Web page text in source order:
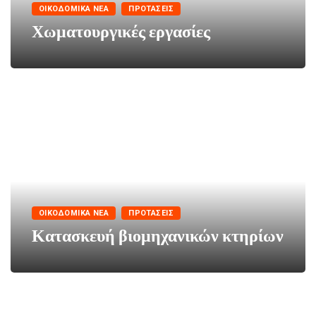
ΟΙΚΟΔΟΜΙΚΆ ΝΈΑ ΠΡΟΤΆΣΕΙΣ
Χωματουργικές εργασίες
ΟΙΚΟΔΟΜΙΚΆ ΝΈΑ ΠΡΟΤΆΣΕΙΣ
Κατασκευή βιομηχανικών κτηρίων